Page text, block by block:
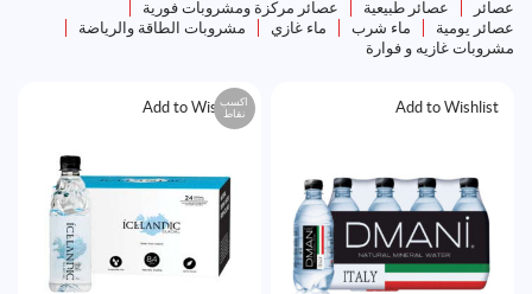
عصائر عصائر طبيعية
عصائر مركزة ومشروبات فورية
عصائر يومية
ماء شرب ماء غازي
مشروبات الطاقة والرياضة
مشروبات غازيه و فوارة
Add to Wishlist
Add to Wishlist
اكسب
نقاط